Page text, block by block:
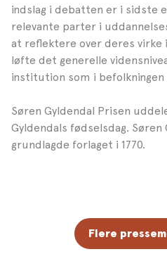
indslag i debatten er i sidste
relevante parter i
at reflektere over deres virke
løfte det generelle
institution som i befolkningen
Søren Gyldendal Prisen
Gyldendals fødselsdag. Søren
grundlagde forlaget i 1770.
Flere